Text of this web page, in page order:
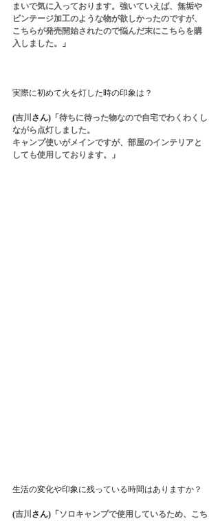
まいで気に入っております。強いていえば、無垢や
ビンテージ加工のような物が欲しかったのですが、
こちらが発売開始されたので悩んだ末にこちらを購
入しました。
」
実際に️初めて火を灯した時の印象は？
(吉川 さん)「待ちに待った物なので自宅でわくわくし
ながら点灯しました。
キャンプ使いがメインですが、部屋のインテリアと
しても使用しております。
」
生活の変化や印象に残っている時間はありますか？
(吉川 さん)「 ソロキャンプで使用しているため、こち